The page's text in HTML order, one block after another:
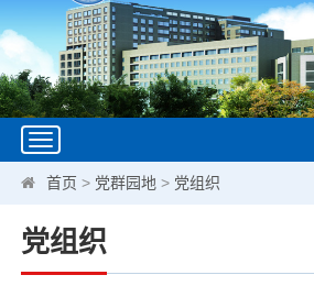
Toggle
navigation
首页 > 党群园地 > 党组织
党组织